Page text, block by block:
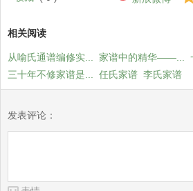
相关阅读
从喻氏通谱编修实... 家谱中的精华——...
三十年不修家谱是...
任氏家谱 李氏家谱
发表评论：